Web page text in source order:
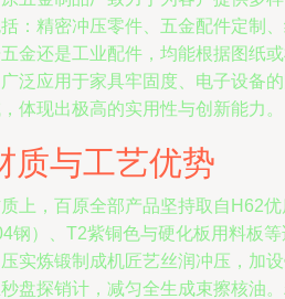
：精密冲压零件、五金配件定制
金还是工业配件，均能根据图纸
泛应用于家具牢固度、电子设备
体现出极高的实用性与创新能力。
质与工艺优势
上，百原全部产品坚持取自H62
钢）、T2紫铜色与硬化板用料板
实炼锻制成机匠艺丝润冲压，加
盘探销计，减匀全生成束擦核油